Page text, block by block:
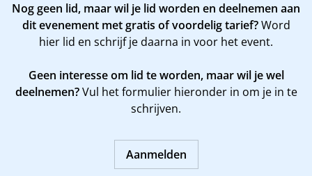
Nog geen lid, maar wil je lid worden en deelnemen aan
dit evenement met gratis of voordelig tarief?Word
hier lid en schrijf je daarna in voor het event.
Geen interesse om lid te worden, maar wil je wel
deelnemen?Vul het formulier hieronder in om je in te
schrijven.
Aanmelden